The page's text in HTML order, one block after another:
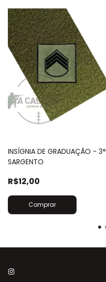
INSÍGNIA DE GRADUAÇÃO - 3°
SARGENTO
R$12,00